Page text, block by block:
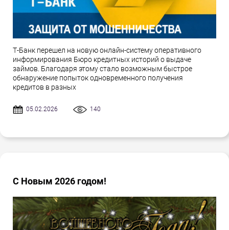
Т-Банк перешел на новую онлайн-систему оперативного
информирования Бюро кредитных историй о выдаче
займов. Благодаря этому стало возможным быстрое
обнаружение попыток одновременного получения
кредитов в разных
05.02.2026 140
С Новым 2026 годом!